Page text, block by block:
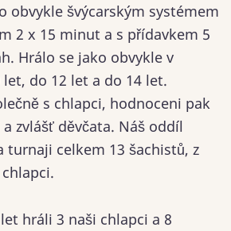
obvykle švýcarským systémem
2 x 15 minut a s přídavkem 5
Hrálo se jako obvykle v
do 12 let a do 14 let.
s chlapci, hodnoceni pak
zvlášť děvčata. Náš oddíl
turnaji celkem 13 šachistů, z
hráli 3 naši chlapci a 8